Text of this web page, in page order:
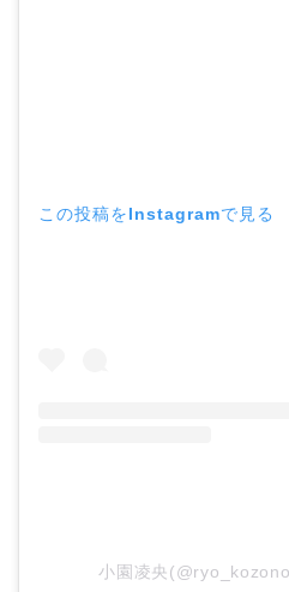
この投稿をInstagramで見る
小園凌央